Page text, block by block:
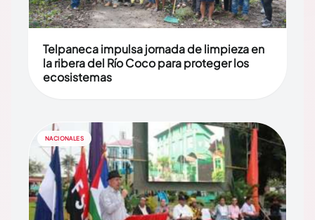
Telpaneca impulsa jornada de limpieza en
la ribera del Río Coco para proteger los
ecosistemas
NACIONALES